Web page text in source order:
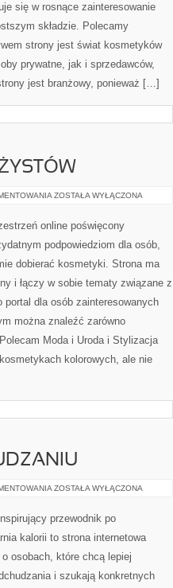
się w rosnące zainteresowanie
składzie. Polecamy
strony jest świat kosmetyków
prywatne, jak i sprzedawców,
jest branżowy, ponieważ […]
PROFESJONALNE
ZOSTAŁA WYŁĄCZONA
online poświęcony
podpowiedziom dla osób,
dobierać kosmetyki. Strona ma
i łączy w sobie tematy związane z
portal dla osób zainteresowanych
można znaleźć zarówno
Moda i Uroda i Stylizacja
kolorowych, ale nie
NOWINKI
ODCHUDZANIU
ZOSTAŁA WYŁĄCZONA
przewodnik po
kalorii to strona internetowa
osobach, które chcą lepiej
i szukają konkretnych